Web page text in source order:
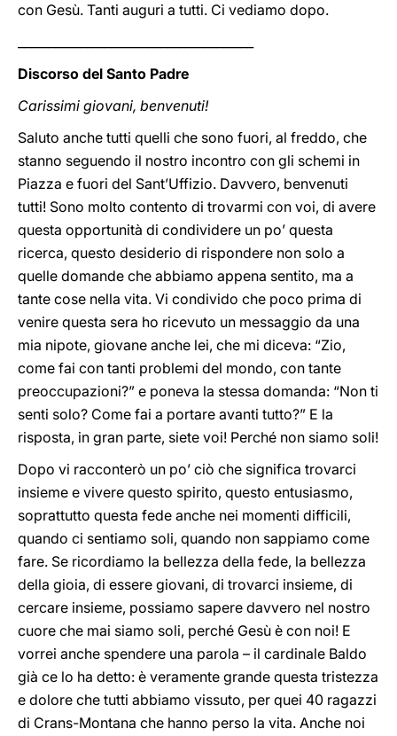
con Gesù. Tanti auguri a tutti. Ci vediamo dopo.
Discorso del Santo Padre
Carissimi giovani, benvenuti!
Saluto anche tutti quelli che sono fuori, al freddo, che
stanno seguendo il nostro incontro con gli schemi in
Piazza e fuori del Sant’Uffizio. Davvero, benvenuti
tutti! Sono molto contento di trovarmi con voi, di avere
questa opportunità di condividere un po’ questa
ricerca, questo desiderio di rispondere non solo a
quelle domande che abbiamo appena sentito, ma a
tante cose nella vita. Vi condivido che poco prima di
venire questa sera ho ricevuto un messaggio da una
mia nipote, giovane anche lei, che mi diceva: “Zio,
come fai con tanti problemi del mondo, con tante
preoccupazioni?” e poneva la stessa domanda: “Non ti
senti solo? Come fai a portare avanti tutto?” E la
risposta, in gran parte, siete voi! Perché non siamo soli!
Dopo vi racconterò un po’ ciò che significa trovarci
insieme e vivere questo spirito, questo entusiasmo,
soprattutto questa fede anche nei momenti difficili,
quando ci sentiamo soli, quando non sappiamo come
fare. Se ricordiamo la bellezza della fede, la bellezza
della gioia, di essere giovani, di trovarci insieme, di
cercare insieme, possiamo sapere davvero nel nostro
cuore che mai siamo soli, perché Gesù è con noi! E
vorrei anche spendere una parola – il cardinale Baldo
già ce lo ha detto: è veramente grande questa tristezza
e dolore che tutti abbiamo vissuto, per quei 40 ragazzi
di Crans-Montana che hanno perso la vita. Anche noi